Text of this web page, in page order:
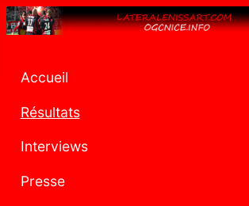
Accueil
Résultats
Interviews
Presse